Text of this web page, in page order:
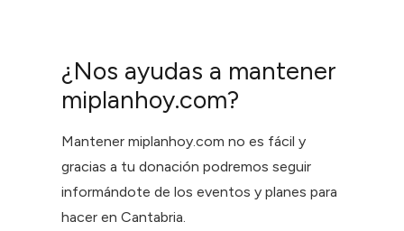
¿Nos ayudas a mantener
miplanhoy.com?
Mantener miplanhoy.com no es fácil y
gracias a tu donación podremos seguir
informándote de los eventos y planes para
hacer en Cantabria.